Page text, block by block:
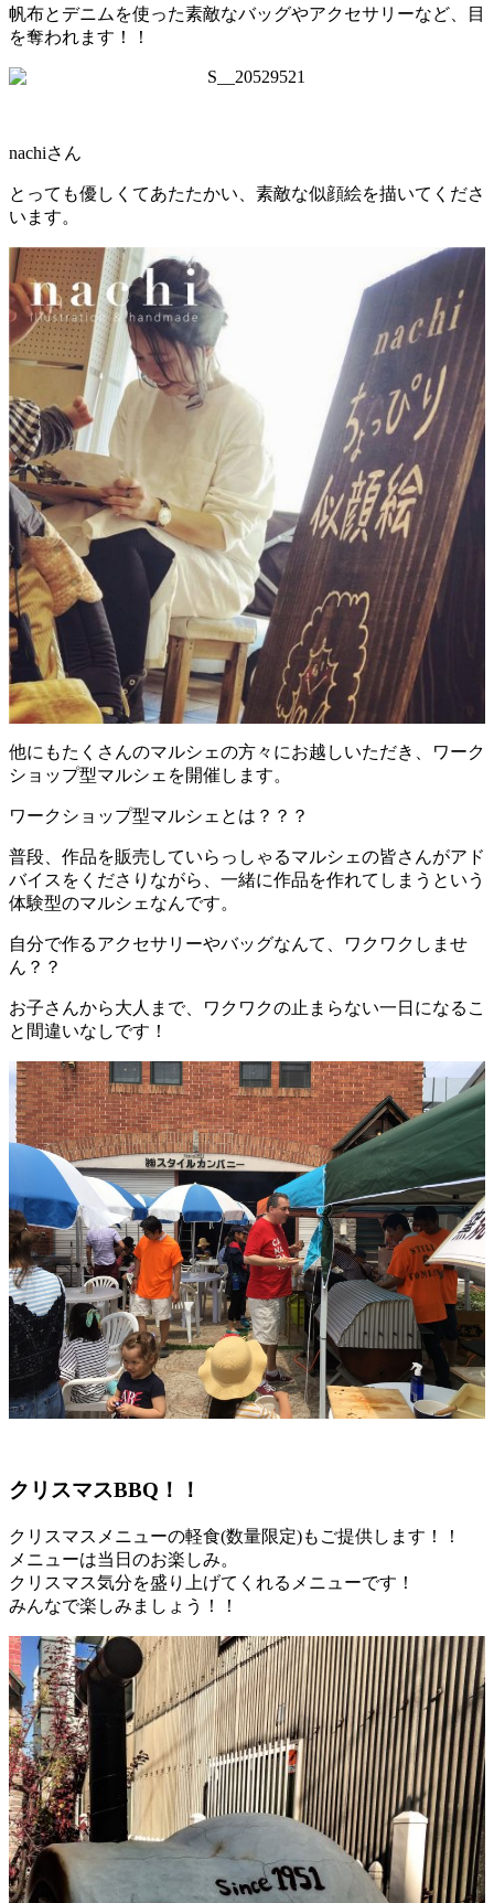
帆布とデニムを使った素敵なバッグやアクセサリーなど、目
を奪われます！！
nachiさん
とっても優しくてあたたかい、素敵な似顔絵を描いてくださ
います。
他にもたくさんのマルシェの方々にお越しいただき、ワーク
ショップ型マルシェを開催します。
ワークショップ型マルシェとは？？？
普段、作品を販売していらっしゃるマルシェの皆さんがアド
バイスをくださりながら、一緒に作品を作れてしまうという
体験型のマルシェなんです。
自分で作るアクセサリーやバッグなんて、ワクワクしませ
ん？？
お子さんから大人まで、ワクワクの止まらない一日になるこ
と間違いなしです！
クリスマスBBQ！！
クリスマスメニューの軽食(数量限定)もご提供します！！
メニューは当日のお楽しみ。
クリスマス気分を盛り上げてくれるメニューです！
みんなで楽しみましょう！！